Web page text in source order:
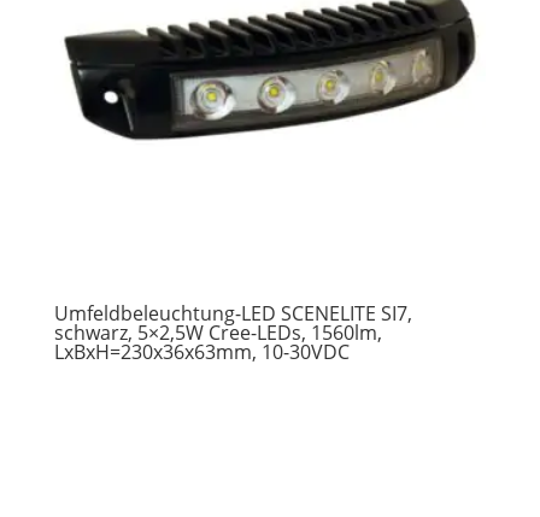
Umfeldbeleuchtung-LED SCENELITE SI7,
schwarz, 5×2,5W Cree-LEDs, 1560lm,
LxBxH=230x36x63mm, 10-30VDC